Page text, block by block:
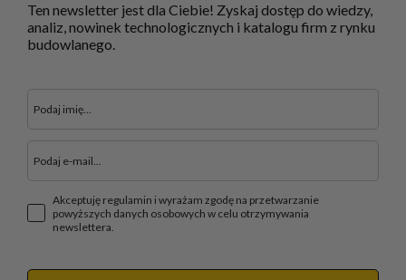
Ten newsletter jest dla Ciebie! Zyskaj dostęp do wiedzy,
analiz, nowinek technologicznych i katalogu firm z rynku
budowlanego.
Akceptuję regulamin i wyrażam zgodę na przetwarzanie
powyższych danych osobowych w celu otrzymywania
newslettera.